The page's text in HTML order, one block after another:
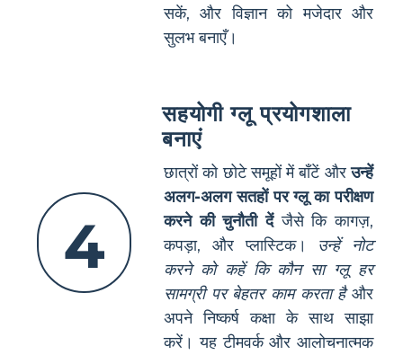
सकें, और विज्ञान को मजेदार और
सुलभ बनाएँ।
4
सहयोगी ग्लू प्रयोगशाला
बनाएं
छात्रों को छोटे समूहों में बाँटें औरउन्हें
अलग-अलग सतहों पर ग्लू का परीक्षण
करने की चुनौती देंजैसे कि कागज़,
कपड़ा, और प्लास्टिक। उन्हें नोट
करने को कहें कि कौन सा ग्लू हर
सामग्री पर बेहतर काम करता हैऔर
अपने निष्कर्ष कक्षा के साथ साझा
करें। यह टीमवर्क और आलोचनात्मक